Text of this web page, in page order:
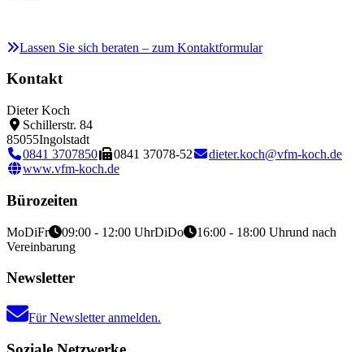
Lassen Sie sich beraten – zum Kontaktformular
Kontakt
Dieter Koch
Schillerstr. 84
85055Ingolstadt
0841 3707850
0841 37078-52
dieter.koch@vfm-koch.de
www.vfm-koch.de
Bürozeiten
MoDiFr 09:00 - 12:00 UhrDiDo 16:00 - 18:00 Uhrund nach
Vereinbarung
Newsletter
Für Newsletter anmelden.